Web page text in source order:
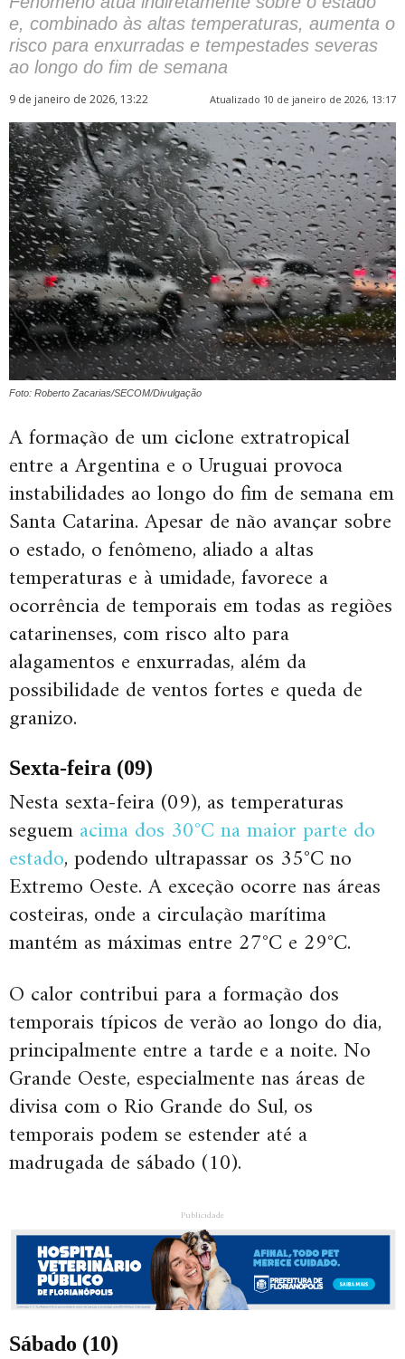
e, combinado às altas temperaturas, aumenta o
risco para enxurradas e tempestades severas
ao longo do fim de semana
9 de janeiro de 2026, 13:22 Atualizado 10 de janeiro de 2026, 13:17
Foto: Roberto Zacarias/SECOM/Divulgação
A formação de um ciclone extratropical
entre a Argentina e o Uruguai provoca
instabilidades ao longo do fim de semana em
Santa Catarina. Apesar de não avançar sobre
o estado, o fenômeno, aliado a altas
temperaturas e à umidade, favorece a
ocorrência de temporais em todas as regiões
catarinenses, com risco alto para
alagamentos e enxurradas, além da
possibilidade de ventos fortes e queda de
granizo.
Sexta-feira (09)
Nesta sexta-feira (09), as temperaturas
seguemacima dos 30°C na maior parte do
estado, podendo ultrapassar os 35°C no
Extremo Oeste. A exceção ocorre nas áreas
costeiras, onde a circulação marítima
mantém as máximas entre 27°C e 29°C.
O calor contribui para a formação dos
temporais típicos de verão ao longo do dia,
principalmente entre a tarde e a noite. No
Grande Oeste, especialmente nas áreas de
divisa com o Rio Grande do Sul, os
temporais podem se estender até a
madrugada de sábado (10).
Publicidade
Sábado (10)